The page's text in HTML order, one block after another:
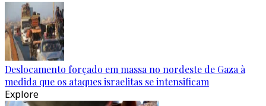
Deslocamento forçado em massa no nordeste de Gaza à
medida que os ataques israelitas se intensificam
Explore